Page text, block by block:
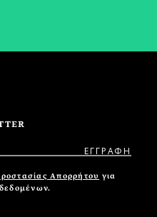
Απορρήτου για